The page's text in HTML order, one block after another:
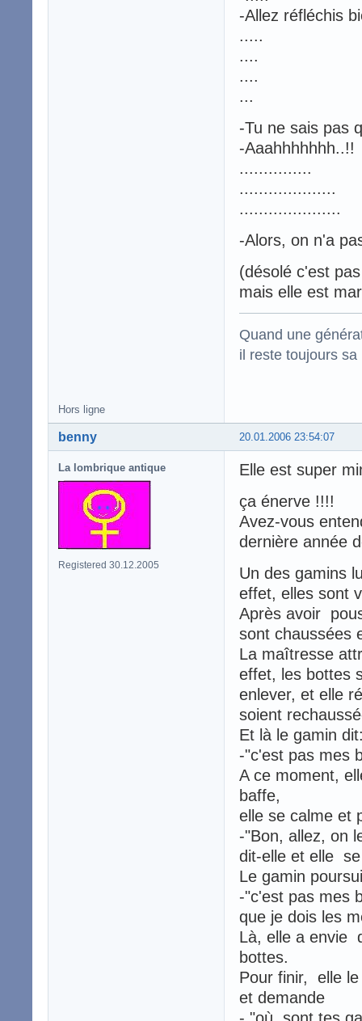
-Allez réfléchis
.....
....
....
...
-Tu ne sais pas
-Aaahhhhhhh..!!
...............
....................
.....................
-Alors, on n'a
(désolé c'est
mais elle est
Quand une
il reste
Hors ligne
20.01.2006 23:54:07
benny
La lombrique antique
Registered 30.12.2005
Elle est super
ça énerve !!!!
Avez-vous
dernière année
Un des gamins
effet, elles sont
Après avoir
sont chaussées
La maîtresse
effet, les bottes
enlever, et elle
soient
Et là le gamin
-"c'est pas mes
A ce moment,
baffe,
elle se calme et
-"Bon, allez, on
dit-elle et elle
Le gamin
-"c'est pas mes
que je dois les
Là, elle a envie
bottes.
Pour finir, elle
et demande